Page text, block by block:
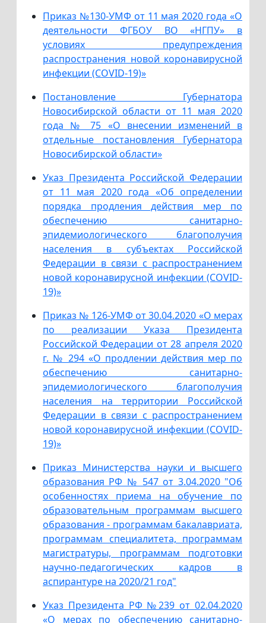
Приказ №130-УМФ от 11 мая 2020 года «О
деятельности ФГБОУ ВО «НГПУ» в
условиях предупреждения
распространения новой коронавирусной
инфекции (COVID-19)»
Постановление Губернатора
Новосибирской области от 11 мая 2020
года № 75 «О внесении изменений в
отдельные постановления Губернатора
Новосибирской области»
Указ Президента Российской Федерации
от 11 мая 2020 года «Об определении
порядка продления действия мер по
обеспечению санитарно-
эпидемиологического благополучия
населения в субъектах Российской
Федерации в связи с распространением
новой коронавирусной инфекции (COVID-
19)»
Приказ № 126-УМФ от 30.04.2020 «О мерах
по реализации Указа Президента
Российской Федерации от 28 апреля 2020
г. № 294 «О продлении действия мер по
обеспечению санитарно-
эпидемиологического благополучия
населения на территории Российской
Федерации в связи с распространением
новой коронавирусной инфекции (COVID-
19)»
Приказ Министерства науки и высшего
образования РФ № 547 от 3.04.2020 "Об
особенностях приема на обучение по
образовательным программам высшего
образования - программам бакалавриата,
программам специалитета, программам
магистратуры, программам подготовки
научно-педагогических кадров в
аспирантуре на 2020/21 год"
Указ Президента РФ №239 от 02.04.2020
«О мерах по обеспечению санитарно-